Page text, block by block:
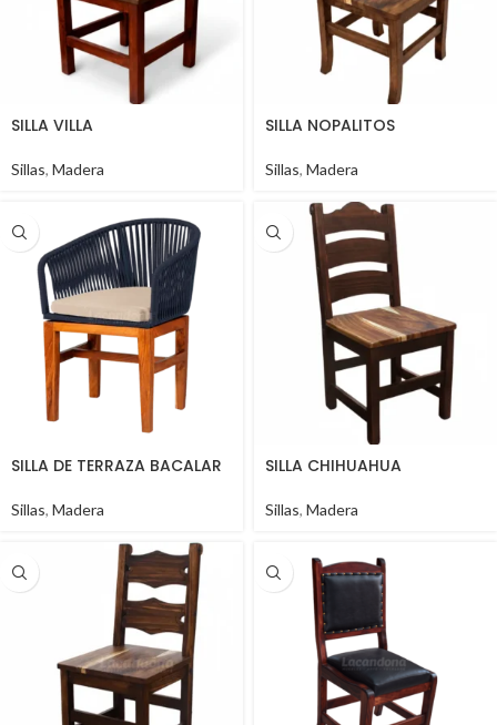
SILLA VILLA
Sillas, Madera
SILLA NOPALITOS
Sillas, Madera
SILLA DE TERRAZA BACALAR
Sillas, Madera
SILLA CHIHUAHUA
Sillas, Madera